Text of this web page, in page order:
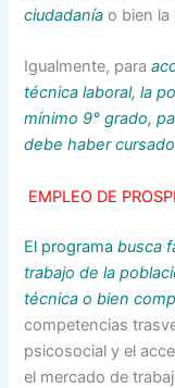
ciudadanía o bien la
Igualmente, para
técnica laboral, la
mínimo 9° grado,
debe haber
EMPLEO DE
El programabusca
trabajo de la
técnica o bien
competencias
psicosocial y el
el mercado de